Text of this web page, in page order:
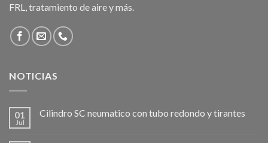
FRL, tratamiento de aire y más.
NOTICIAS
01
Jul
Cilindro SC neumatico con tubo redondo y tirantes